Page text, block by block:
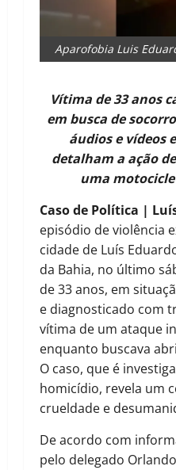
Aparofobia Luis
Vítima de 33 anos
em busca de
áudios e vídeos
detalham a ação
uma
Caso de Política |
episódio de violência
cidade de Luís
da Bahia, no último
de 33 anos, em
e diagnosticado com
vítima de um ataque
enquanto buscava
O caso, que é
homicídio, revela um
crueldade e
De acordo com
pelo delegado